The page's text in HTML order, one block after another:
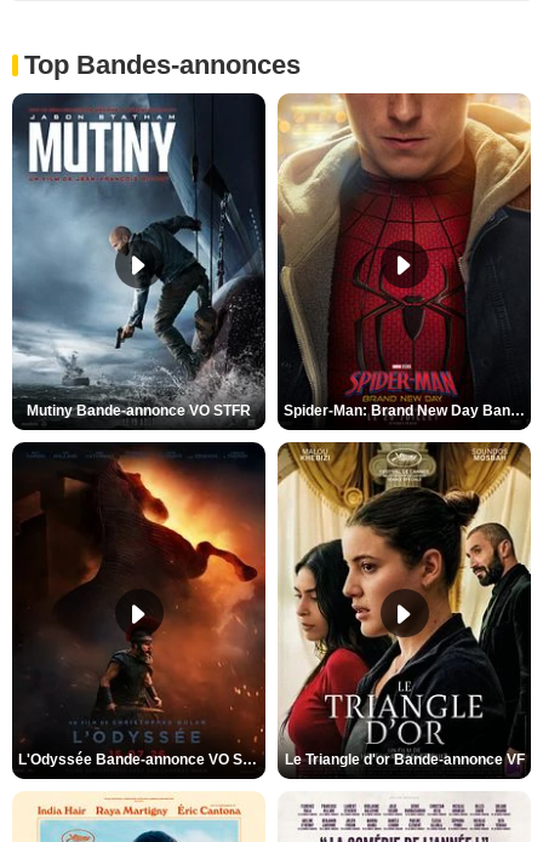
Top Bandes-annonces
Mutiny Bande-annonce VO STFR Spider-Man: Brand New Day Bande-annonce VO STFR
L'Odyssée Bande-annonce VO STFR Le Triangle d'or Bande-annonce VF